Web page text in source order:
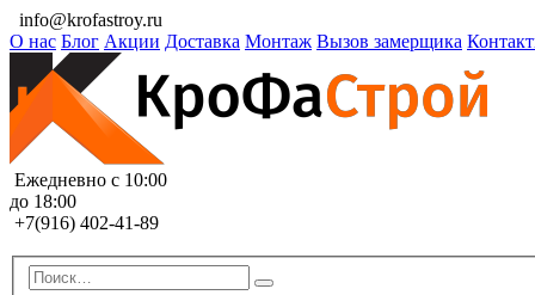
info@krofastroy.ru
О нас Блог Акции Доставка Монтаж Вызов замерщика
Ежедневно с 10:00
до 18:00
+7(916) 402-41-89